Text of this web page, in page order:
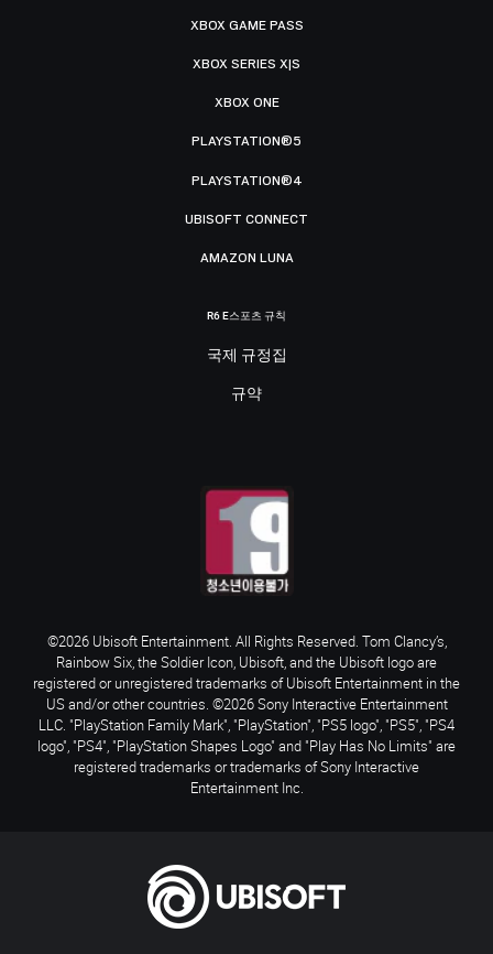
XBOX GAME PASS
XBOX SERIES X|S
XBOX ONE
PLAYSTATION®5
PLAYSTATION®4
UBISOFT CONNECT
AMAZON LUNA
R6 E스포츠 규칙
국제 규정집
규약
©2026 Ubisoft Entertainment. All Rights Reserved. Tom Clancy’s,
Rainbow Six, the Soldier Icon, Ubisoft, and the Ubisoft logo are
registered or unregistered trademarks of Ubisoft Entertainment in the
US and/or other countries. ©2026 Sony Interactive Entertainment
LLC. "PlayStation Family Mark", "PlayStation", "PS5 logo", "PS5", "PS4
logo", "PS4", "PlayStation Shapes Logo" and "Play Has No Limits" are
registered trademarks or trademarks of Sony Interactive
Entertainment Inc.